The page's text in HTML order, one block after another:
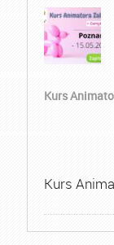
Kurs
Kurs